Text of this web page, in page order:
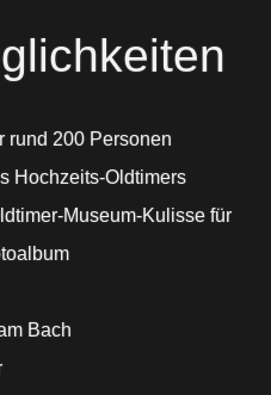
rund 200 Personen
Hochzeits-Oldtimers
Museum-Kulisse für
Bach